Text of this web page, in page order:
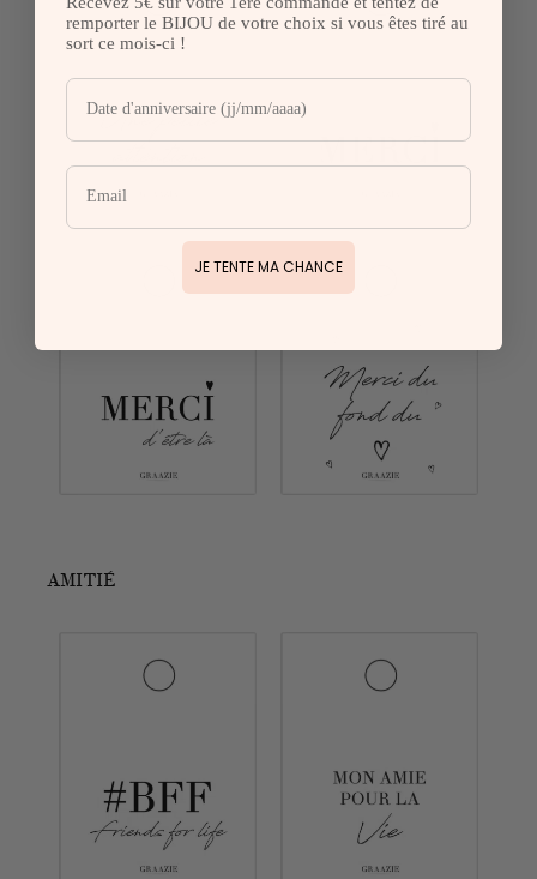
AMITIÉ
remporter le BIJOU de votre choix si vous êtes tiré au
sort ce mois-ci !
JE TENTE MA CHANCE